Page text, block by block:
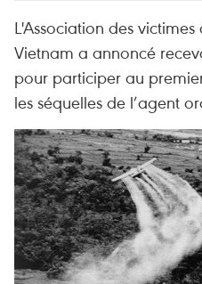
L'Association des
Vietnam a annoncé
pour participer au
les séquelles de l’agent